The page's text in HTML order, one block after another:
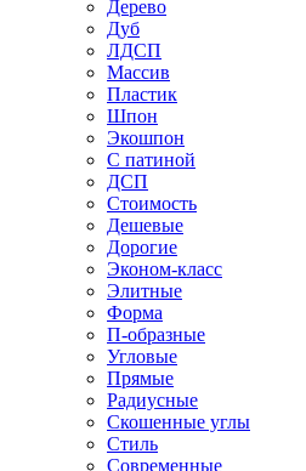
Дерево
Дуб
ЛДСП
Массив
Пластик
Шпон
Экошпон
С патиной
ДСП
Стоимость
Дешевые
Дорогие
Эконом-класс
Элитные
Форма
П-образные
Угловые
Прямые
Радиусные
Скошенные углы
Стиль
Современные